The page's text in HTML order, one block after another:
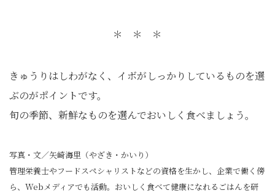
＊ ＊ ＊
きゅうりはしわがなく、イボがしっかりしているものを選
ぶのがポイントです。
旬の季節、新鮮なものを選んでおいしく食べましょう。
写真・文／矢崎海里（やざき・かいり）
管理栄養士やフードスペシャリストなどの資格を生かし、企業で働く傍
ら、Webメディアでも活動。おいしく食べて健康になれるごはんを研